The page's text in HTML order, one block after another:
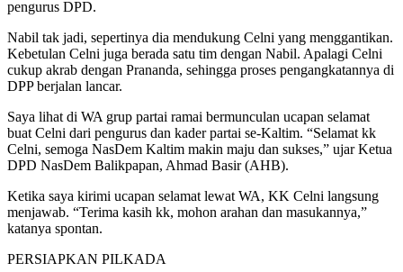
pengurus DPD.
Nabil tak jadi, sepertinya dia mendukung Celni yang menggantikan.
Kebetulan Celni juga berada satu tim dengan Nabil. Apalagi Celni
cukup akrab dengan Prananda, sehingga proses pengangkatannya di
DPP berjalan lancar.
Saya lihat di WA grup partai ramai bermunculan ucapan selamat
buat Celni dari pengurus dan kader partai se-Kaltim. “Selamat kk
Celni, semoga NasDem Kaltim makin maju dan sukses,” ujar Ketua
DPD NasDem Balikpapan, Ahmad Basir (AHB).
Ketika saya kirimi ucapan selamat lewat WA, KK Celni langsung
menjawab. “Terima kasih kk, mohon arahan dan masukannya,”
katanya spontan.
PERSIAPKAN PILKADA